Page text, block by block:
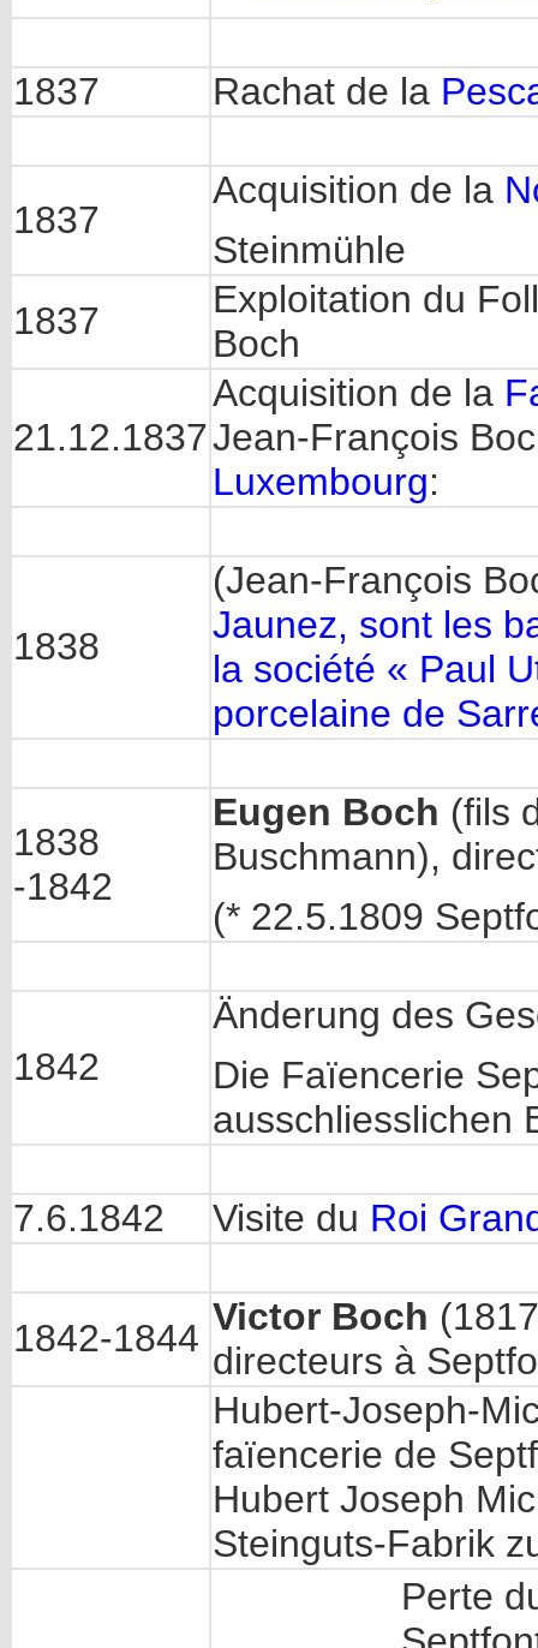
1837 Rachat de la
1837
Acquisition de la
Steinmühle
1837
Exploitation du
Boch
21.12.1837
Acquisition de la
Jean-François
Luxembourg:
1838
(Jean-François
Jaunez, sont les
la société « Paul
porcelaine de
1838
-1842
Eugen Boch (fils
Buschmann),
(* 22.5.1809
1842
Änderung des
Die Faïencerie
ausschliesslichen
7.6.1842 Visite du Roi
1842-1844 Victor Boch
directeurs à
Hubert-Joseph-
faïencerie de
Hubert Joseph
Steinguts-Fabrik
Perte